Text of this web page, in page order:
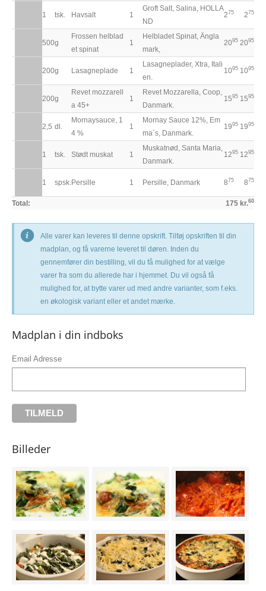
1 tsk. Havsalt 1
Groft Salt, Salina, HOLLA
ND
275 275
500g
Frossen helblad
et spinat
1
Helbladet Spinat, Ängla
mark,
2095 2095
200g Lasagneplade 1
Lasagneplader, Xtra, Itali
en.
1095 1095
200g
Revet mozzarell
a 45+
1
Revet Mozzarella, Coop,
Danmark.
1595 1595
2,5 dl.
Mornaysauce, 1
4 %
1
Mornay Sauce 12%, Em
ma´s, Danmark.
1995 1995
1 tsk. Stødt muskat 1
Muskatnød, Santa Maria,
Danmark.
1295 1295
1 spsk. Persille 1 Persille, Danmark 875 875
Total: 175 kr.60
Alle varer kan leveres til denne opskrift. Tilføj opskriften til din
madplan, og få varerne leveret til døren. Inden du
gennemfører din bestilling, vil du få mulighed for at vælge
varer fra som du allerede har i hjemmet. Du vil også få
mulighed for, at bytte varer ud med andre varianter, som f.eks.
en økologisk variant eller et andet mærke.
Madplan i din indboks
Email Adresse
Billeder